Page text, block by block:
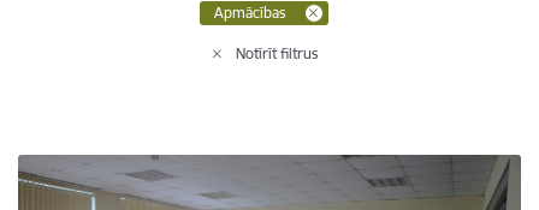
Apmācības
Notīrīt filtrus